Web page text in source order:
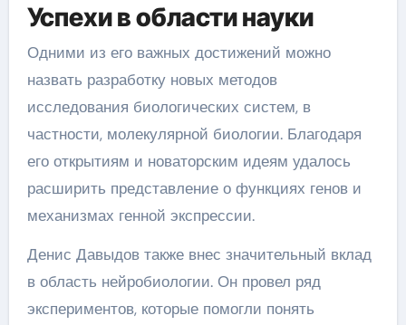
Успехи в области науки
Одними из его важных достижений можно
назвать разработку новых методов
исследования биологических систем, в
частности, молекулярной биологии. Благодаря
его открытиям и новаторским идеям удалось
расширить представление о функциях генов и
механизмах генной экспрессии.
Денис Давыдов также внес значительный вклад
в область нейробиологии. Он провел ряд
экспериментов, которые помогли понять